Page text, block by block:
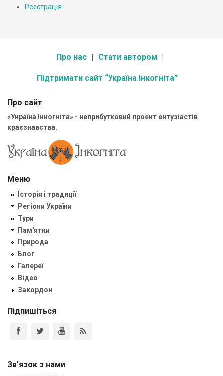
Реєстрація
Про нас Стати автором
Підтримати сайт “Україна Інкогніта”
Про сайт
«Україна Інкогніта» - неприбутковий проект ентузіастів
краєзнавства.
Меню
Історія і традиції
Регіони України
Тури
Пам'ятки
Природа
Блог
Галереї
Відео
Закордон
Підпишіться
Зв'язок з нами